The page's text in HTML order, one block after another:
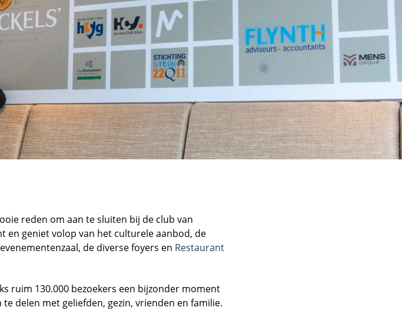
reden om aan te sluiten bij de club van
en geniet volop van het culturele aanbod, de
de diverse foyers en Restaurant
ruim 130.000 bezoekers een bijzonder moment
delen met geliefden, gezin, vrienden en familie.